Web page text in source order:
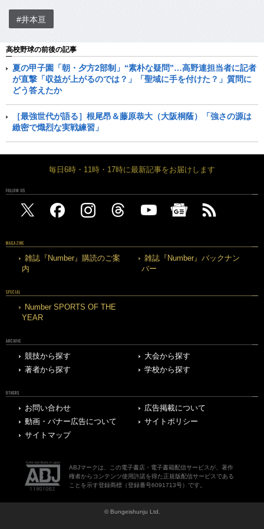
#井本亘
高校野球の前後の記事
夏の甲子園「朝・夕方2部制」“素朴な疑問”…高野連担当者に記者
が直撃「収益が上がるのでは？」「聖域に手を付けた？」質問に
どう答えたか
［最強世代が語る］根尾昂＆藤原恭大（大阪桐蔭）「強さの源は
緻密で熾烈な実戦練習」
毎日6時・11時・17時に最新記事をお届けします
FOLLOW US
MAGAZINE
雑誌『Number』購読のご案
内
雑誌『Number』バックナン
バー
SPECIAL
Number SPORTS OF THE
YEAR
ARCHIVE
競技から探す
大会から探す
著者から探す
学校から探す
OTHERS
お問い合わせ
広告掲載について
動画・バナー広告について
サイトポリシー
サイトマップ
ABJマークは、この電子書店・電子書籍配信サービスが、著作
権者からコンテンツ使用許諾を得た正規版配信サービスである
ことを示す登録商標（登録番号6091713号）です。
© Bungeishunju Ltd.